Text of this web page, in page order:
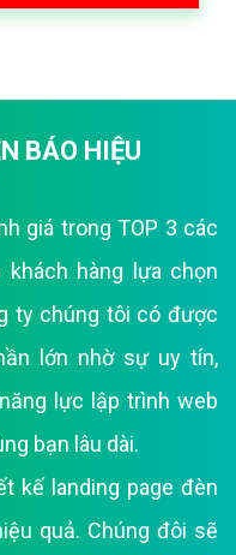
BÁO HIỆU
giá trong TOP 3 các
hàng lựa chọn
ty chúng tôi có được
lớn nhờ sự uy tín,
lực lập trình web
bạn lâu dài.
kế landing page đèn
quả. Chúng đôi sẽ